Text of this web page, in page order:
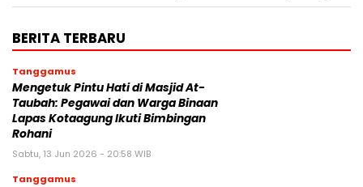
BERITA TERBARU
Tanggamus
Mengetuk Pintu Hati di Masjid At-
Taubah: Pegawai dan Warga Binaan
Lapas Kotaagung Ikuti Bimbingan
Rohani
Sabtu, 13 Jun 2026 - 20:58 WIB
Tanggamus